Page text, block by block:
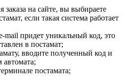
на сайте, вы выбираете
если такая система работает
mail придет уникальный код, это
в постамат;
вводите полученный код и
автомата;
постамата;